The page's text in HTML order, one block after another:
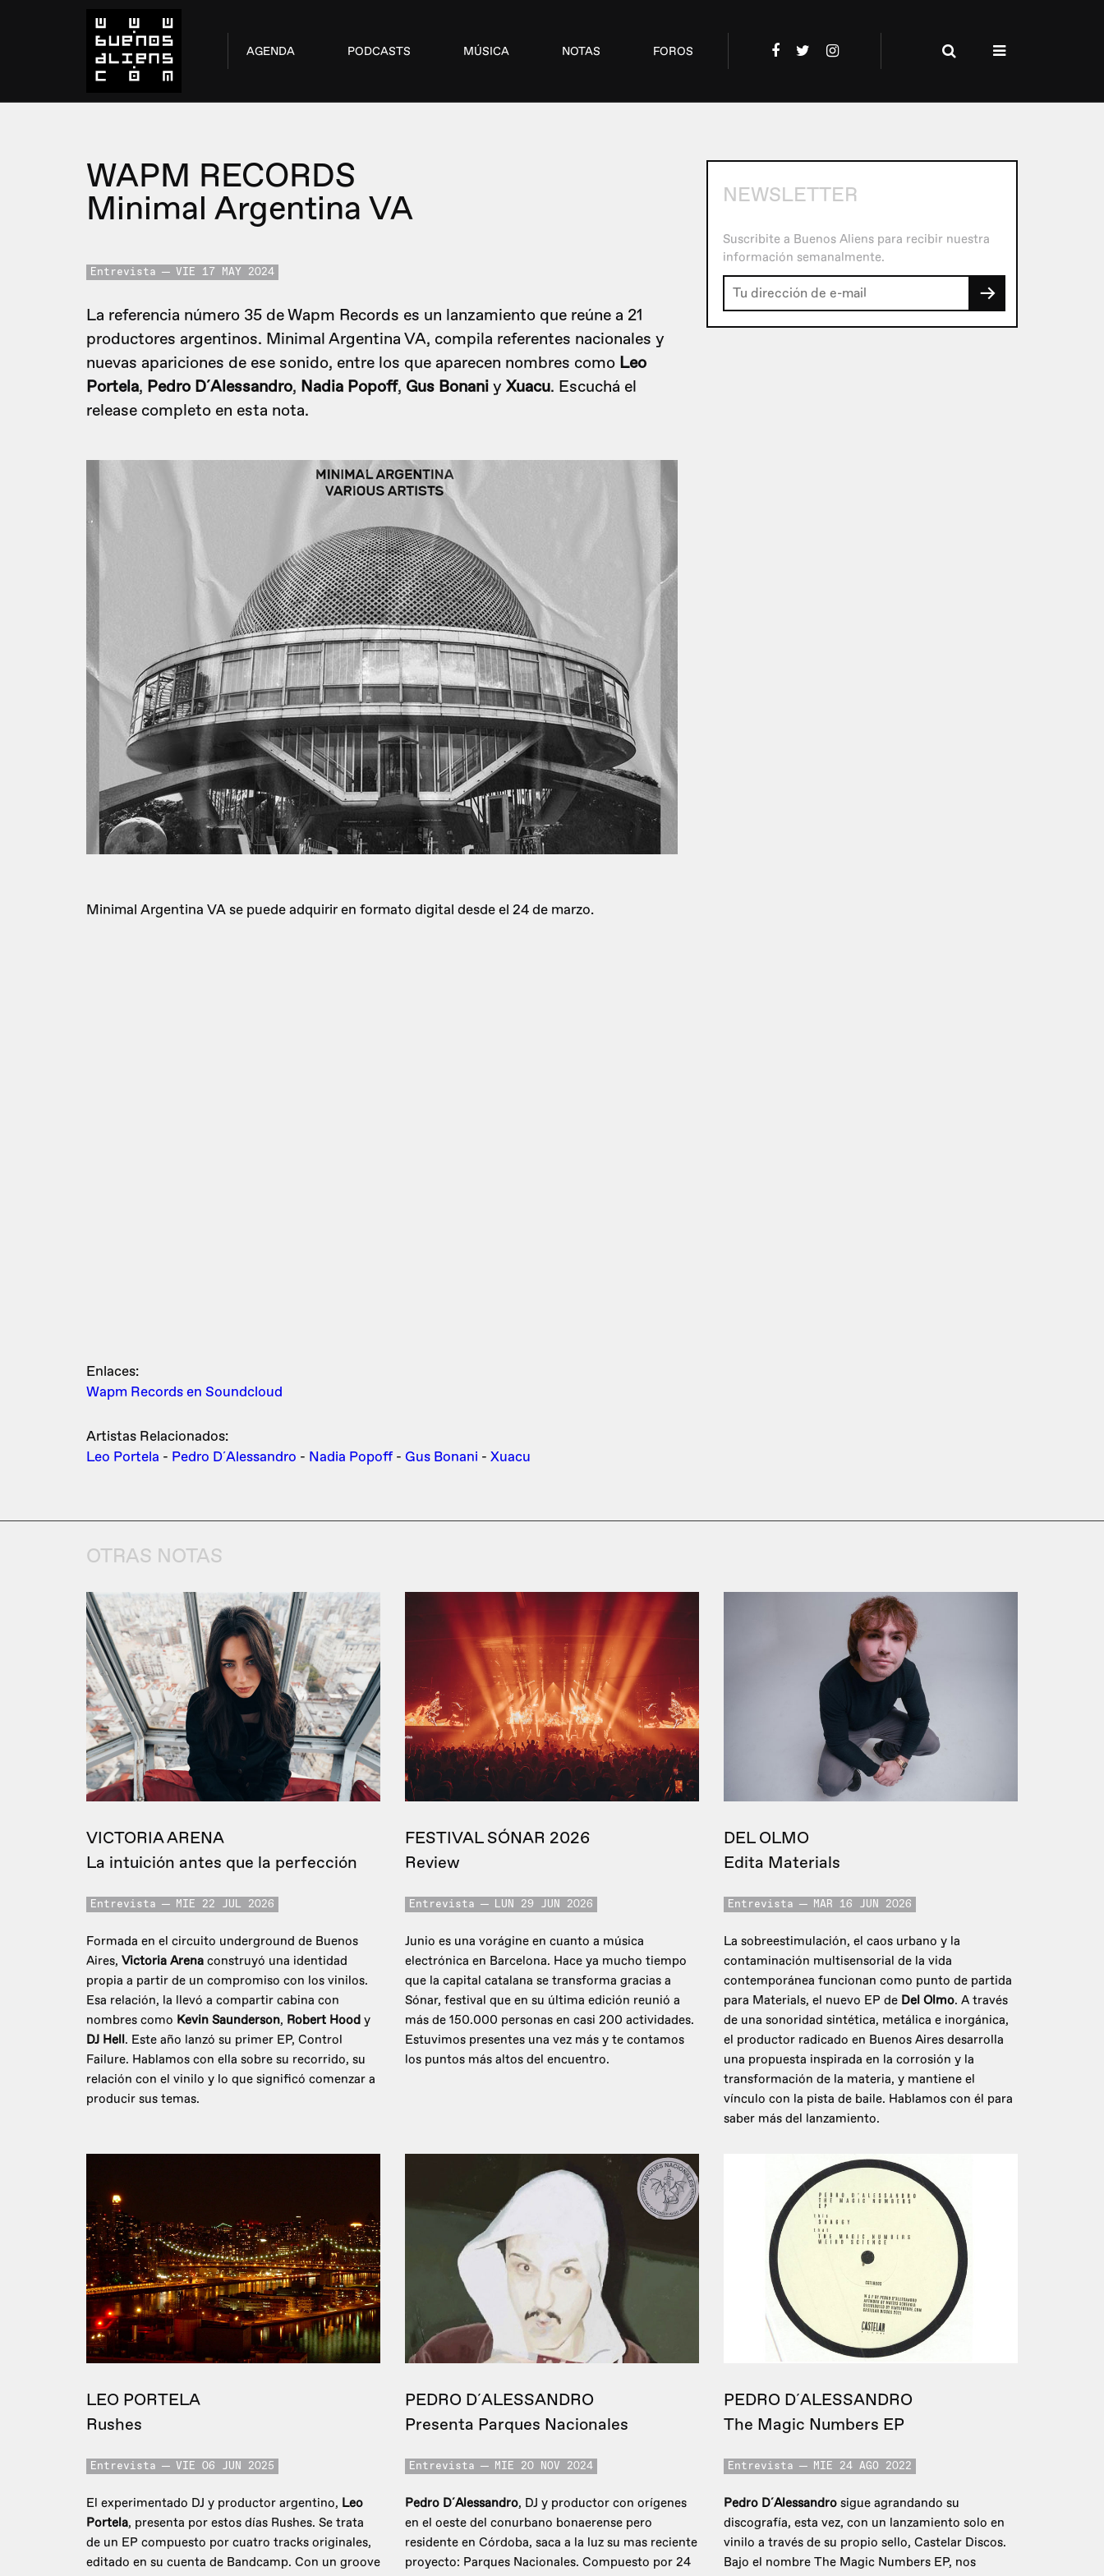
AGENDA PODCASTS MÚSICA NOTAS FOROS
WAPM RECORDS
Minimal Argentina VA
Entrevista VIE 17 MAY 2024
La referencia número 35 de Wapm Records es un lanzamiento que reúne a 21
productores argentinos. Minimal Argentina VA, compila referentes nacionales y
nuevas apariciones de ese sonido, entre los que aparecen nombres como Leo
Portela, Pedro D´Alessandro, Nadia Popoff, Gus Bonani y Xuacu. Escuchá el
release completo en esta nota.
Minimal Argentina VA se puede adquirir en formato digital desde el 24 de marzo.
Enlaces:
Wapm Records en Soundcloud
Artistas Relacionados:
Leo Portela - Pedro D´Alessandro - Nadia Popoff- Gus Bonani - Xuacu
NEWSLETTER
Suscribite a Buenos Aliens para recibir nuestra
información semanalmente.
→
OTRAS NOTAS
VICTORIA ARENA
La intuición antes que la perfección
Entrevista MIE 22 JUL 2026
Formada en el circuito underground de Buenos
Aires, Victoria Arena construyó una identidad
propia a partir de un compromiso con los vinilos.
Esa relación, la llevó a compartir cabina con
nombres como Kevin Saunderson, Robert Hood y
DJ Hell. Este año lanzó su primer EP, Control
Failure. Hablamos con ella sobre su recorrido, su
relación con el vinilo y lo que significó comenzar a
producir sus temas.
FESTIVAL SÓNAR 2026
Review
Entrevista LUN 29 JUN 2026
Junio es una vorágine en cuanto a música
electrónica en Barcelona. Hace ya mucho tiempo
que la capital catalana se transforma gracias a
Sónar, festival que en su última edición reunió a
más de 150.000 personas en casi 200 actividades.
Estuvimos presentes una vez más y te contamos
los puntos más altos del encuentro.
DEL OLMO
Edita Materials
Entrevista MAR 16 JUN 2026
La sobreestimulación, el caos urbano y la
contaminación multisensorial de la vida
contemporánea funcionan como punto de partida
para Materials, el nuevo EP de Del Olmo. A través
de una sonoridad sintética, metálica e inorgánica,
el productor radicado en Buenos Aires desarrolla
una propuesta inspirada en la corrosión y la
transformación de la materia, y mantiene el
vínculo con la pista de baile. Hablamos con él para
saber más del lanzamiento.
LEO PORTELA
Rushes
Entrevista VIE 06 JUN 2025
El experimentado DJ y productor argentino, Leo
Portela, presenta por estos días Rushes. Se trata
de un EP compuesto por cuatro tracks originales,
editado en su cuenta de Bandcamp. Con un groove
PEDRO D´ALESSANDRO
Presenta Parques Nacionales
Entrevista MIE 20 NOV 2024
Pedro D´Alessandro, DJ y productor con orígenes
en el oeste del conurbano bonaerense pero
residente en Córdoba, saca a la luz su mas reciente
proyecto: Parques Nacionales. Compuesto por 24
PEDRO D´ALESSANDRO
The Magic Numbers EP
Entrevista MIE 24 AGO 2022
Pedro D´Alessandro sigue agrandando su
discografía, esta vez, con un lanzamiento solo en
vinilo a través de su propio sello, Castelar Discos.
Bajo el nombre The Magic Numbers EP, nos